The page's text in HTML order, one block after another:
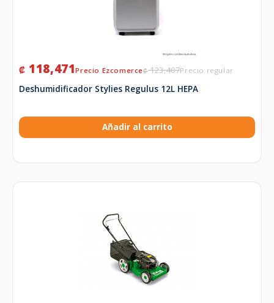
₡123,407
₡ 118,471
Deshumidificador Stylies Regulus 12L HEPA
Añadir al carrito